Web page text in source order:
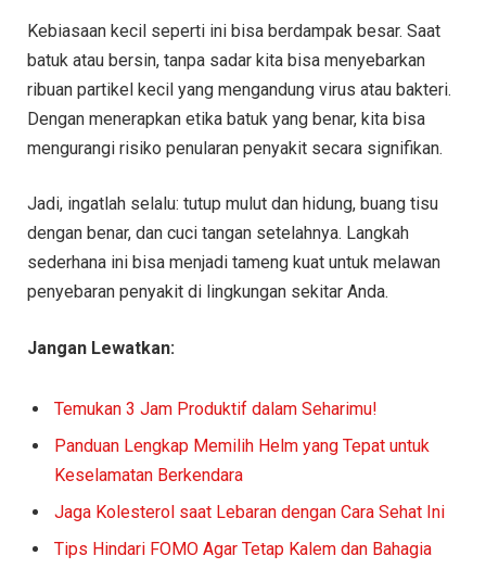
Kebiasaan kecil seperti ini bisa berdampak besar. Saat
batuk atau bersin, tanpa sadar kita bisa menyebarkan
ribuan partikel kecil yang mengandung virus atau bakteri.
Dengan menerapkan etika batuk yang benar, kita bisa
mengurangi risiko penularan penyakit secara signifikan.
Jadi, ingatlah selalu: tutup mulut dan hidung, buang tisu
dengan benar, dan cuci tangan setelahnya. Langkah
sederhana ini bisa menjadi tameng kuat untuk melawan
penyebaran penyakit di lingkungan sekitar Anda.
Jangan Lewatkan:
Temukan 3 Jam Produktif dalam Seharimu!
Panduan Lengkap Memilih Helm yang Tepat untuk
Keselamatan Berkendara
Jaga Kolesterol saat Lebaran dengan Cara Sehat Ini
Tips Hindari FOMO Agar Tetap Kalem dan Bahagia